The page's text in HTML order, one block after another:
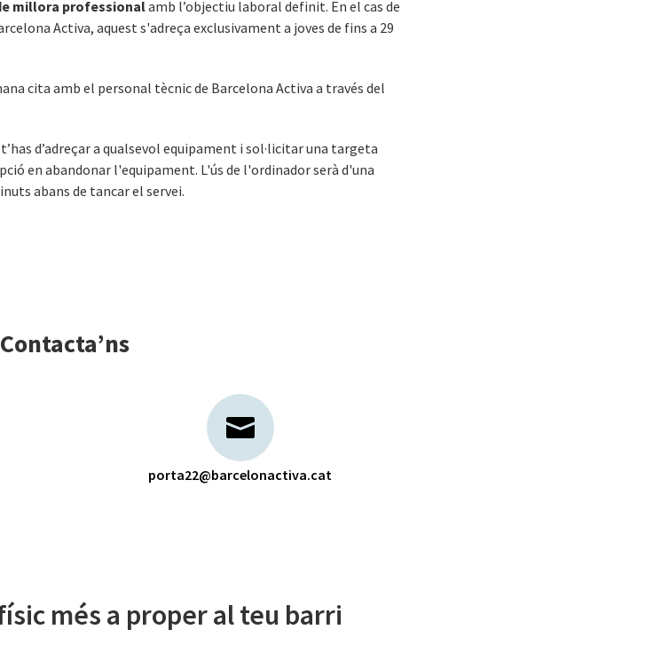
millora professionalamb l’objectiu laboral definit. En el cas de
Activa, aquest s'adreça exclusivament a joves de fins a 29
cita amb el personal tècnic de Barcelona Activa a través del
d’adreçar a qualsevol equipament i sol·licitar una targeta
en abandonar l'equipament. L'ús de l'ordinador serà d'una
abans de tancar el servei.
Contacta’ns
porta22@barcelonactiva.cat
més a proper al teu barri